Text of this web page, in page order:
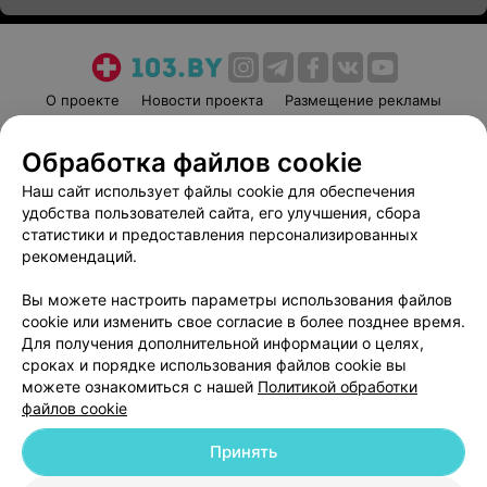
О проекте Новости проекта
Размещение рекламы
Пользовательское соглашение
Способы оплаты
Вакансии
Партнеры
Написать руководителю 103.by
Обработка персональных данных
© 2026 ООО «Артокс Лаб», УНП 191700409
| 220012, Республика Беларусь,
Обработка файлов cookie
Наш сайт использует файлы cookie для обеспечения
удобства пользователей сайта, его улучшения, сбора
статистики и предоставления персонализированных
рекомендаций.
Вы можете настроить параметры использования файлов
cookie или изменить свое согласие в более позднее время.
Для получения дополнительной информации о целях,
сроках и порядке использования файлов cookie вы
можете ознакомиться с нашей Политикой обработки
файлов cookie
Принять